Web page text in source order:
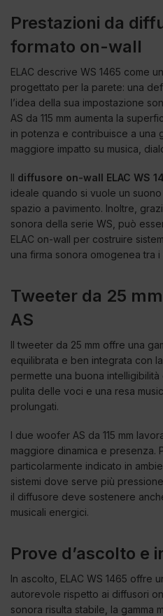
Prestazioni da
formato on-wall
ELAC descrive WS 1465 come
progettato per la parete: una
l’idea della sua impostazione
AS da 115 mm aumenta la
in potenza e contribuisce a una
maggiore impatto su musica,
Il diffusore on-wall ELAC WS
ideale quando si vuole un
spazio a pavimento. Inoltre,
sonora della serie WS, può
ELAC on-wall per costruire
una firma sonora omogenea tra i
Tweeter da 25
AS
Il tweeter da 25 mm offre una
equilibrata e ben integrata con
permette una buona
pulita delle voci e una resa
prolungati.
I due woofer AS da 115 mm
maggiore dinamica e presenza.
particolarmente indicato in
sistemi dove serve più
il diffusore deve sostenere
musicali energici.
Prove d’ascolto e
In ascolto, ELAC WS 1465 offre
autorevole rispetto ai diffusori
sonora risulta stabile, la gamma